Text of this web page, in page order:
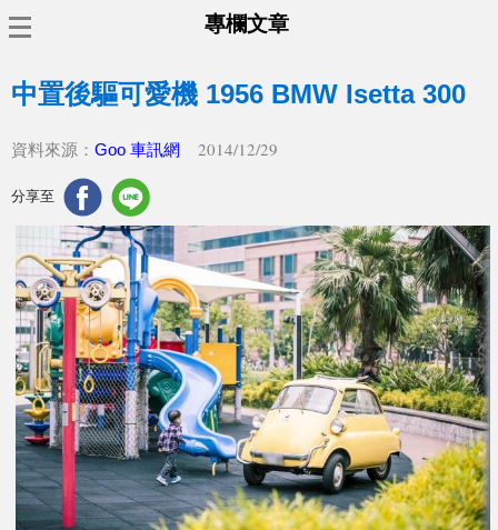
專欄文章
中置後驅可愛機 1956 BMW Isetta 300
資料來源： Goo 車訊網 2014/12/29
分享至